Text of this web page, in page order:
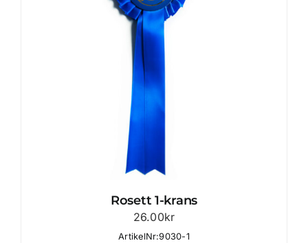
Rosett 1-krans
26.00kr
ArtikelNr:9030-1